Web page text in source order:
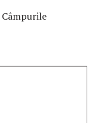
Câmpurile